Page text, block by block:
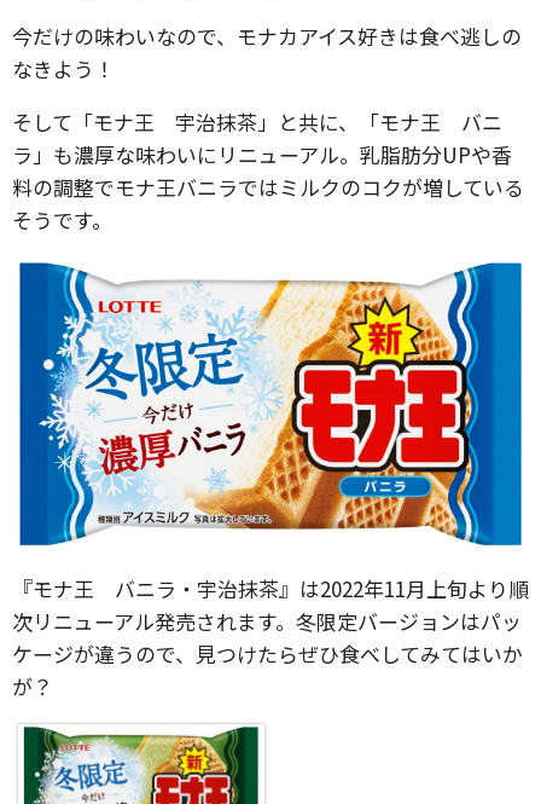
今だけの味わいなので、モナカアイス好きは食べ逃しの
なきよう！
そして「モナ王 宇治抹茶」と共に、「モナ王 バニ
ラ」も濃厚な味わいにリニューアル。乳脂肪分UPや香
料の調整でモナ王バニラではミルクのコクが増している
そうです。
『モナ王 バニラ・宇治抹茶』は2022年11月上旬より順
次リニューアル発売されます。冬限定バージョンはパッ
ケージが違うので、見つけたらぜひ食べしてみてはいか
が？